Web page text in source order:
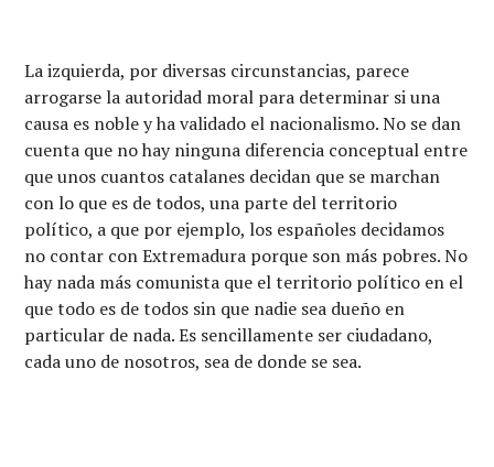
La izquierda, por diversas circunstancias, parece
arrogarse la autoridad moral para determinar si una
causa es noble y ha validado el nacionalismo. No se dan
cuenta que no hay ninguna diferencia conceptual entre
que unos cuantos catalanes decidan que se marchan
con lo que es de todos, una parte del territorio
político, a que por ejemplo, los españoles decidamos
no contar con Extremadura porque son más pobres. No
hay nada más comunista que el territorio político en el
que todo es de todos sin que nadie sea dueño en
particular de nada. Es sencillamente ser ciudadano,
cada uno de nosotros, sea de donde se sea.